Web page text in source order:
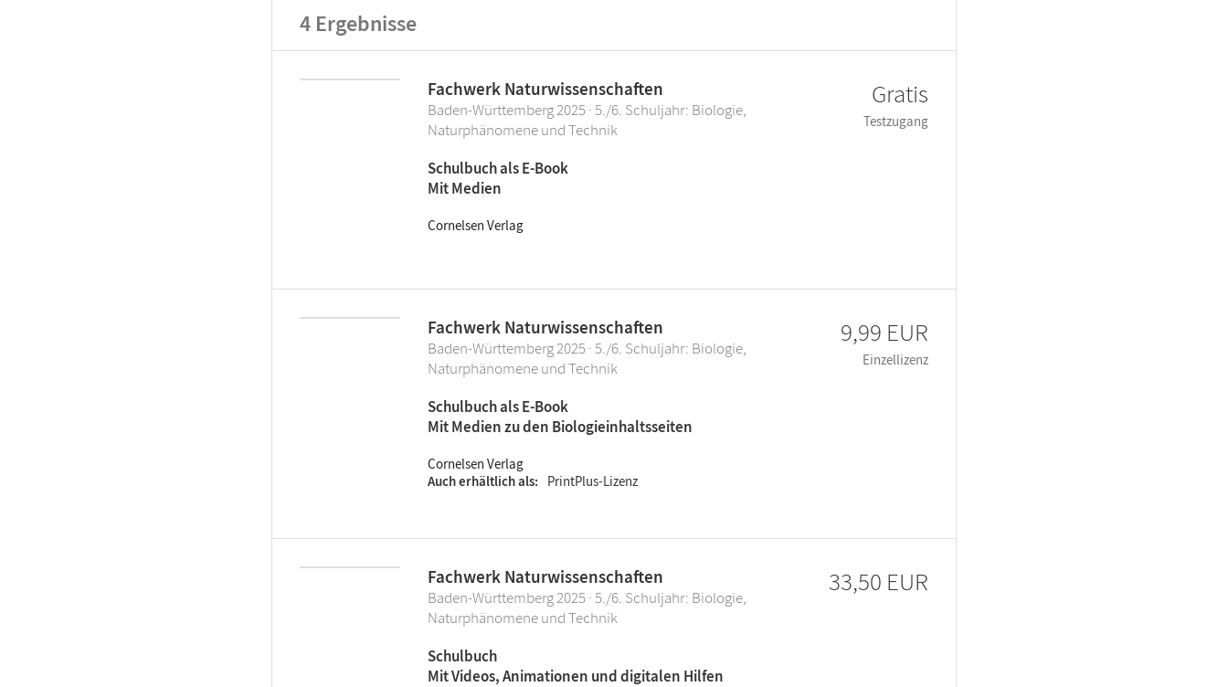
4 Ergebnisse
Fachwerk Naturwissenschaften
Baden-Württemberg 2025 · 5./6. Schuljahr: Biologie,
Naturphänomene und Technik
Schulbuch als E-Book
Mit Medien
Cornelsen Verlag
Gratis
Testzugang
Fachwerk Naturwissenschaften
Baden-Württemberg 2025 · 5./6. Schuljahr: Biologie,
Naturphänomene und Technik
Schulbuch als E-Book
Mit Medien zu den Biologieinhaltsseiten
Cornelsen Verlag
Auch erhältlich als
PrintPlus-Lizenz
9,99 EUR
Einzellizenz
Fachwerk Naturwissenschaften
Baden-Württemberg 2025 · 5./6. Schuljahr: Biologie,
Naturphänomene und Technik
Schulbuch
Mit Videos, Animationen und digitalen Hilfen
33,50 EUR